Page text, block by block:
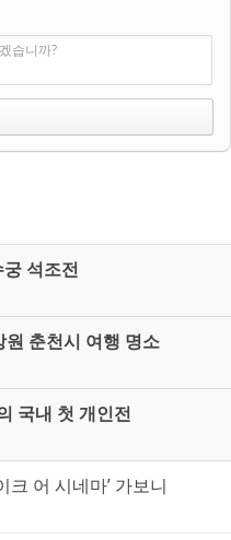
습니까?
석조전
춘천시 여행 명소
국내 첫 개인전
크 어 시네마’ 가보니